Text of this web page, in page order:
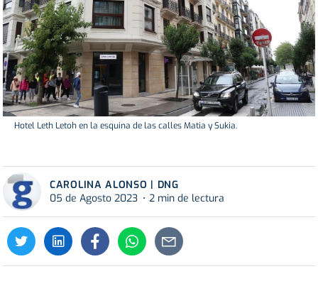
Hotel Leth Letoh en la esquina de las calles Matia y Sukia.
CAROLINA ALONSO | DNG
05 de Agosto 2023
2 min de lectura